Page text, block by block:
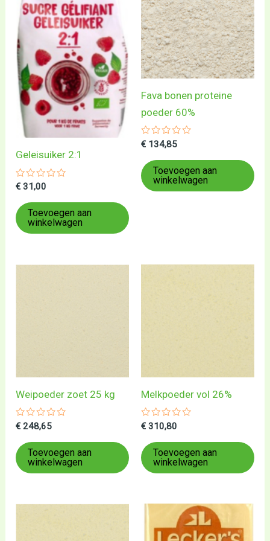
Geleisuiker 2:1
Gewaardeerd
uit
5
€ 31,00
Toevoegen aan
winkelwagen
Fava bonen proteine
poeder 60%
Gewaardeerd
uit
5
€ 134,85
Toevoegen aan
winkelwagen
Weipoeder zoet 25 kg
Gewaardeerd
uit
5
€ 248,65
Toevoegen aan
winkelwagen
Melkpoeder vol 26%
Gewaardeerd
uit
5
€ 310,80
Toevoegen aan
winkelwagen